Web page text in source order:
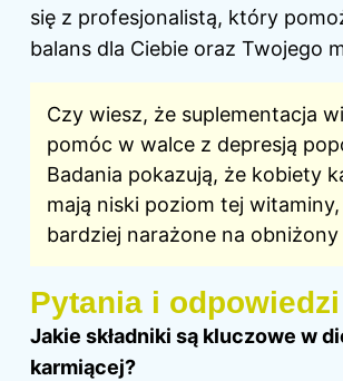
się z profesjonalistą, który
balans dla Ciebie oraz Twojego
Czy wiesz, że suplementacja
pomóc w walce z depresją
Badania pokazują, że kobiety
mają niski poziom tej
bardziej narażone na
Pytania i odpowiedzi
Jakie składniki są kluczowe w
karmiącej?